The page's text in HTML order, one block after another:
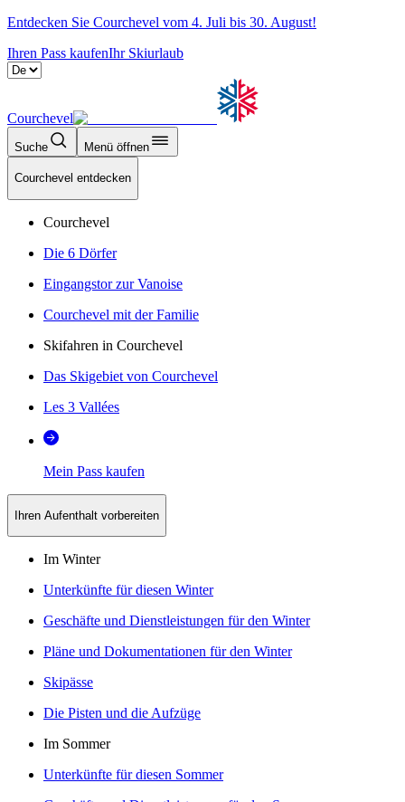
Entdecken Sie Courchevel vom 4. Juli bis 30. August!
Ihren Pass kaufenIhr Skiurlaub
Courchevel
Suche Menü öffnen
Courchevel entdecken
Courchevel
Die 6 Dörfer
Eingangstor zur Vanoise
Courchevel mit der Familie
Skifahren in Courchevel
Das Skigebiet von Courchevel
Les 3 Vallées
Mein Pass kaufen
Ihren Aufenthalt vorbereiten
Im Winter
Unterkünfte für diesen Winter
Geschäfte und Dienstleistungen für den Winter
Pläne und Dokumentationen für den Winter
Skipässe
Die Pisten und die Aufzüge
Im Sommer
Unterkünfte für diesen Sommer